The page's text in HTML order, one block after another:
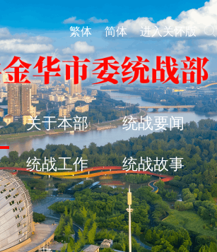
繁体 简体 进入关怀版
关于本部 统战要闻
统战工作 统战故事